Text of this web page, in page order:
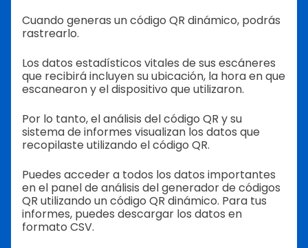
Cuando generas un código QR dinámico, podrás
rastrearlo.
Los datos estadísticos vitales de sus escáneres
que recibirá incluyen su ubicación, la hora en que
escanearon y el dispositivo que utilizaron.
Por lo tanto, el análisis del código QR y su
sistema de informes visualizan los datos que
recopilaste utilizando el código QR.
Puedes acceder a todos los datos importantes
en el panel de análisis del generador de códigos
QR utilizando un código QR dinámico. Para tus
informes, puedes descargar los datos en
formato CSV.